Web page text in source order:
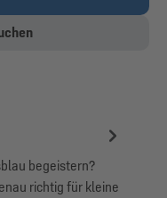
begeistern?
richtig für kleine